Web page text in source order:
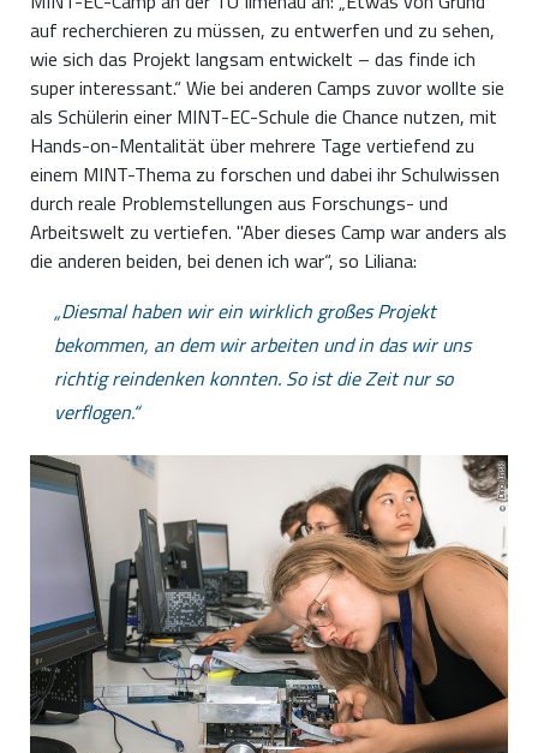
auf recherchieren zu müssen, zu entwerfen und zu sehen,
wie sich das Projekt langsam entwickelt – das finde ich
super interessant.“ Wie bei anderen Camps zuvor wollte sie
als Schülerin einer MINT-EC-Schule die Chance nutzen, mit
Hands-on-Mentalität über mehrere Tage vertiefend zu
einem MINT-Thema zu forschen und dabei ihr Schulwissen
durch reale Problemstellungen aus Forschungs- und
Arbeitswelt zu vertiefen. "Aber dieses Camp war anders als
die anderen beiden, bei denen ich war“, so Liliana:
Diesmal haben wir ein wirklich großes Projekt
bekommen, an dem wir arbeiten und in das wir uns
richtig reindenken konnten. So ist die Zeit nur so
verflogen.
Dino Junski